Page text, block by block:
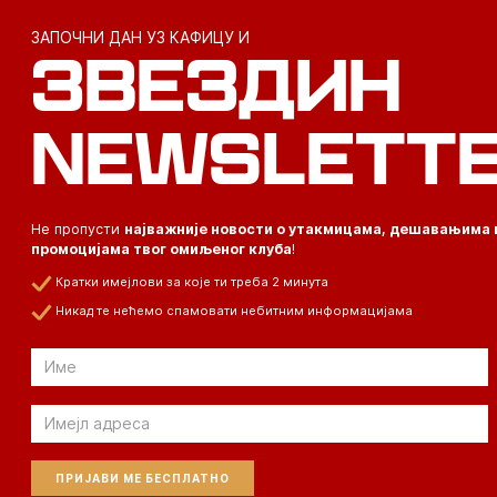
ЗАПОЧНИ ДАН УЗ КАФИЦУ И
ЗВЕЗДИН
Не пропусти најважније новости о утакмицама, дешавањима
промоцијама твог омиљеног клуба!
Кратки имејлови за које ти треба 2 минута
Никад те нећемо спамовати небитним информацијама
Email
Email